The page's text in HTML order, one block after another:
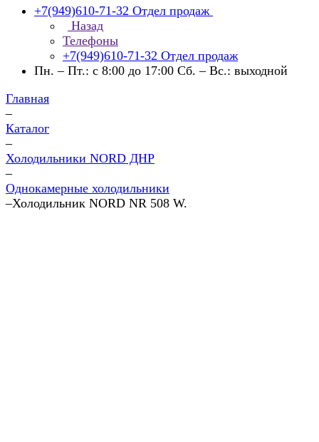
+7(949)610-71-32 Отдел продаж
Назад
Телефоны
+7(949)610-71-32 Отдел продаж
Пн. – Пт.: с 8:00 до 17:00 Сб. – Вс.: выходной
Главная
–
Каталог
–
Холодильники NORD ДНР
–
Однокамерные холодильники
–Холодильник NORD NR 508 W.